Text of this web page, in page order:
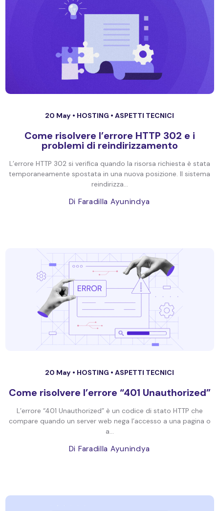
20 May • HOSTING • ASPETTI TECNICI
Come risolvere l’errore HTTP 302 e i
problemi di reindirizzamento
L’errore HTTP 302 si verifica quando la risorsa richiesta è stata
temporaneamente spostata in una nuova posizione. Il sistema
reindirizza...
Di Faradilla Ayunindya
20 May • HOSTING • ASPETTI TECNICI
Come risolvere l’errore “401 Unauthorized”
L’errore “401 Unauthorized” è un codice di stato HTTP che
compare quando un server web nega l’accesso a una pagina o
a...
Di Faradilla Ayunindya